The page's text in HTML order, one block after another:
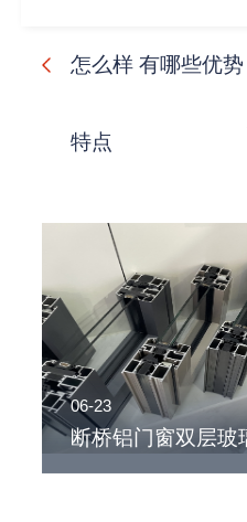
怎么样 有哪些优势
特点
06-23
断桥铝门窗双层玻